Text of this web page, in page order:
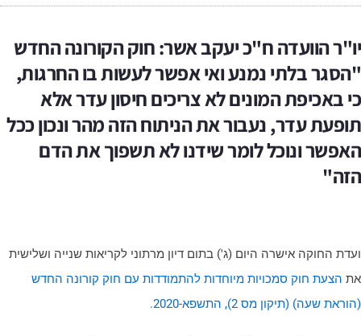
הוועדה ח"כ יעקב אשר: חוק הקורונה החדש
בלתי נמנע ואי אפשר לעשות בו החרגות,
באכיפת המונים לא צריכים חיסון עדר אלא
עדר, נעבור את הניתוח הזה מהר ונכון ככל
ונוכל לומר שידנו לא תשפוך את הדם
החוקה אישרה היום (ג') בתום דיון מרתוני לקריאות שנייה ושלישית
הצעת חוק סמכויות מיוחדות להתמודדות עם חוק קורונה החדש
שעה) (תיקון מס 2), התשפא-2020.